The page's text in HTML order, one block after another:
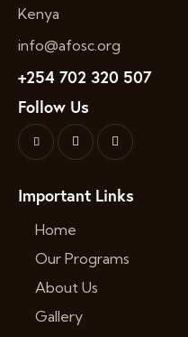
Kenya
info@afosc.org
+254 702 320 507
Follow Us
Important Links
Home
Our Programs
About Us
Gallery